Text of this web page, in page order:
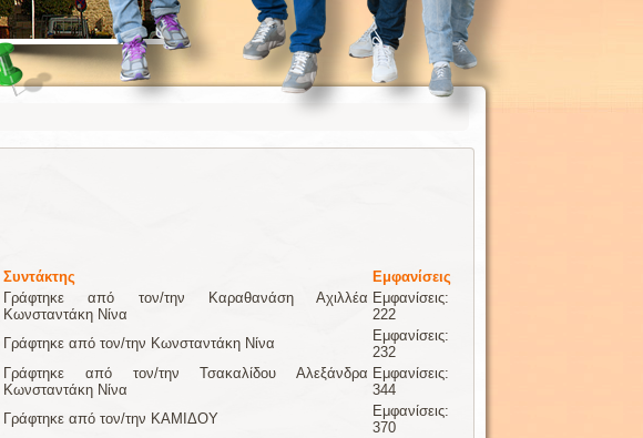
Συντάκτης
Εμφανίσεις
Γράφτηκε από τον/την Καραθανάση Αχιλλέα
Κωνσταντάκη Νίνα
Εμφανίσεις:
222
Γράφτηκε από τον/την Κωνσταντάκη Νίνα
Εμφανίσεις:
232
Γράφτηκε από τον/την Τσακαλίδου Αλεξάνδρα
Κωνσταντάκη Νίνα
Εμφανίσεις:
344
Γράφτηκε από τον/την ΚΑΜΙΔΟΥ
Εμφανίσεις:
370